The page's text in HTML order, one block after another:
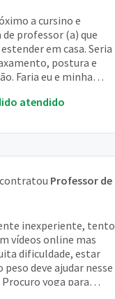
a cursino e
professor (a) que
em casa. Seria
postura e
Faria eu e minha
atendido
contratou Professor de
inexperiente, tento
vídeos online mas
dificuldade, estar
peso deve ajudar nesse
yoga para